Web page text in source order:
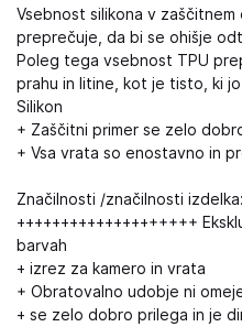
Vsebnost silikona v zaščitnem
preprečuje, da bi se ohišje
Poleg tega vsebnost TPU
prahu in litine, kot je tisto, ki
Silikon
+ Zaščitni primer se zelo
+ Vsa vrata so enostavno in
Značilnosti /značilnosti izdelka:
++++++++++++++++++++
barvah
+ izrez za kamero in vrata
+ Obratovalno udobje ni
+ se zelo dobro prilega in je